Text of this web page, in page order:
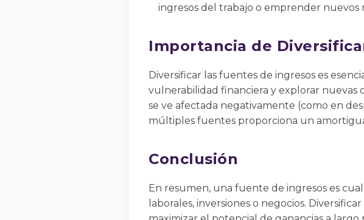
ingresos del trabajo o emprender nuevos
Importancia de
Diversificar las fuentes de ingresos es
vulnerabilidad financiera y explorar
se ve afectada negativamente (como en
múltiples fuentes proporciona un
Conclusión
En resumen, una fuente de ingresos es
laborales, inversiones o negocios.